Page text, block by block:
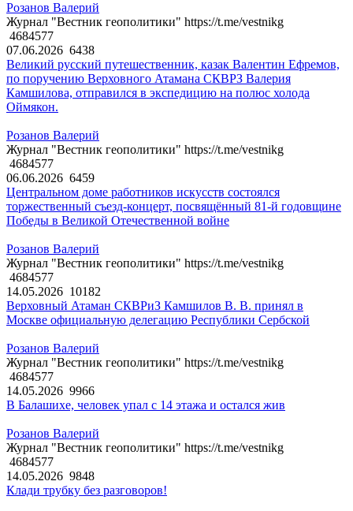
Розанов Валерий
Журнал "Вестник геополитики" https://t.me/vestnikg
4684577
07.06.2026 6438
Великий русский путешественник, казак Валентин Ефремов,
по поручению Верховного Атамана СКВРЗ Валерия
Камшилова, отправился в экспедицию на полюс холода
Оймякон.
Розанов Валерий
Журнал "Вестник геополитики" https://t.me/vestnikg
4684577
06.06.2026 6459
Центральном доме работников искусств состоялся
торжественный съезд-концерт, посвящённый 81-й годовщине
Победы в Великой Отечественной войне
Розанов Валерий
Журнал "Вестник геополитики" https://t.me/vestnikg
4684577
14.05.2026 10182
Верховный Атаман СКВРиЗ Камшилов В. В. принял в
Москве официальную делегацию Республики Сербской
Розанов Валерий
Журнал "Вестник геополитики" https://t.me/vestnikg
4684577
14.05.2026 9966
В Балашихе, человек упал с 14 этажа и остался жив
Розанов Валерий
Журнал "Вестник геополитики" https://t.me/vestnikg
4684577
14.05.2026 9848
Клади трубку без разговоров!